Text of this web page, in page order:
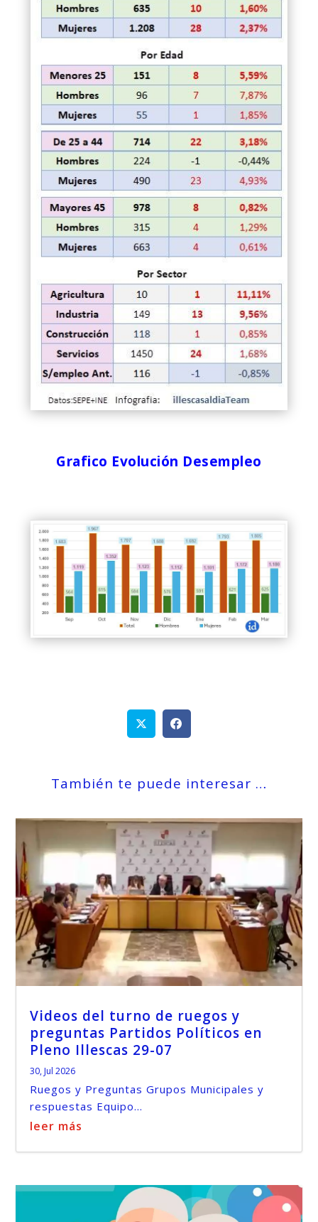
Grafico Evolución Desempleo
También te puede interesar …
Videos del turno de ruegos y
preguntas Partidos Políticos en
Pleno Illescas 29-07
30, Jul 2026
Ruegos y Preguntas Grupos Municipales y
respuestas Equipo...
leer más